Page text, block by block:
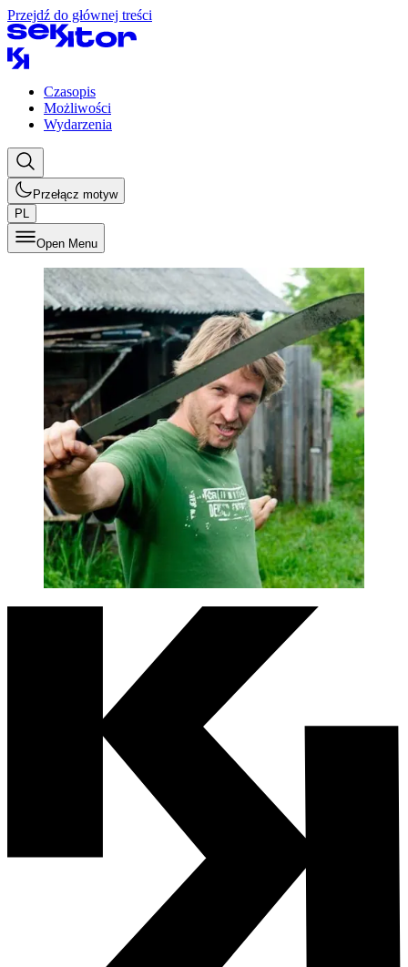
Przejdź do głównej treści
Czasopis
Możliwości
Wydarzenia
Przełącz motyw
PL
Open Menu